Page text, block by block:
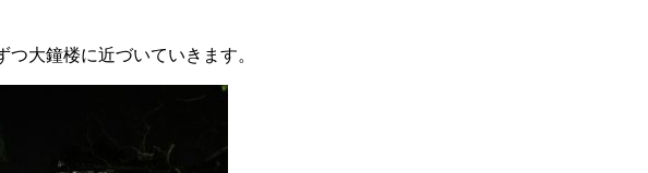
大鐘楼に近づいていきます。